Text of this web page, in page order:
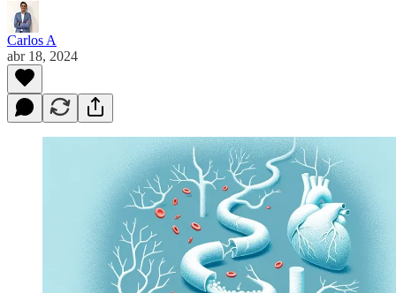
Carlos A
abr 18, 2024